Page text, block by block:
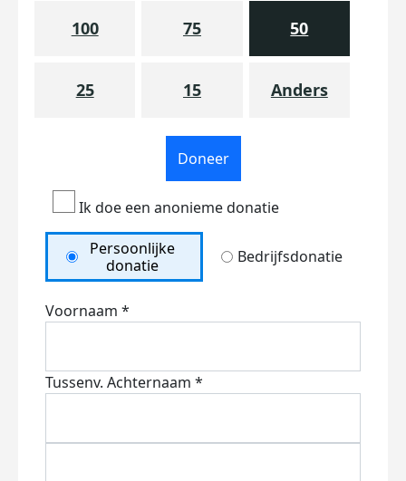
100 75 50
25 15 Anders
Doneer
Ik doe een anonieme donatie
Persoonlijke
donatie
Bedrijfsdonatie
Voornaam *
Tussenv. Achternaam *